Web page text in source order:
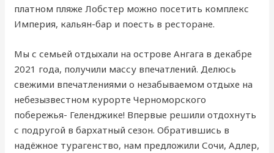
платном пляже Лобстер можно посетить комплекс
Империя, кальян-бар и поесть в ресторане.
Мы с семьей отдыхали на острове Ангага в декабре
2021 года, получили массу впечатлений. Делюсь
свежими впечатлениями о незабываемом отдыхе на
небезызвестном курорте Черноморского
побережья- Геленджике! Впервые решили отдохнуть
с подругой в бархатный сезон. Обратившись в
надёжное турагенство, нам предложили Сочи, Адлер,